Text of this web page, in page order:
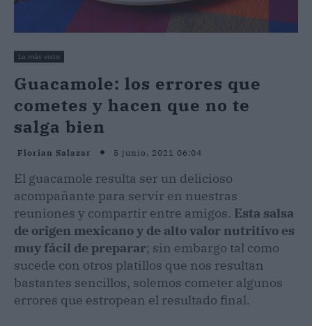
Lo más visto
Guacamole: los errores que
cometes y hacen que no te
salga bien
Florian Salazar 5 junio, 2021 06:04
El guacamole resulta ser un delicioso
acompañante para servir en nuestras
reuniones y compartir entre amigos. Esta salsa
de origen mexicano y de alto valor nutritivo es
muy fácil de preparar; sin embargo tal como
sucede con otros platillos que nos resultan
bastantes sencillos, solemos cometer algunos
errores que estropean el resultado final.